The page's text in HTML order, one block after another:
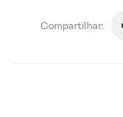
Compartilhar: